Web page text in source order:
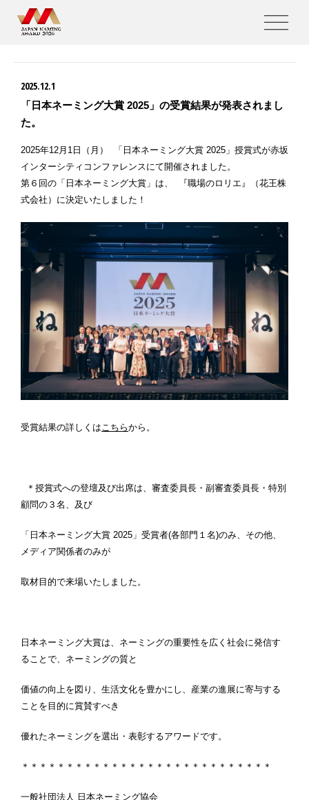
NEWS
2025.12.1
「日本ネーミング大賞 2025」の受賞結果が発表されまし
た。
2025年12月1日（月） 「日本ネーミング大賞 2025」授賞式が赤坂
インターシティコンファレンスにて開催されました。
第６回の「日本ネーミング大賞」は、 『職場のロリエ』（花王株
式会社）に決定いたしました！
受賞結果の詳しくはこちらから。
＊授賞式への登壇及び出席は、審査委員長・副審査委員長・特別
顧問の３名、及び
「日本ネーミング大賞 2025」受賞者(各部門１名)のみ、その他、
メディア関係者のみが
取材目的で来場いたしました。
日本ネーミング大賞は、ネーミングの重要性を広く社会に発信す
ることで、ネーミングの質と
価値の向上を図り、生活文化を豊かにし、産業の進展に寄与する
ことを目的に賞賛すべき
優れたネーミングを選出・表彰するアワードです。
＊＊＊＊＊＊＊＊＊＊＊＊＊＊＊＊＊＊＊＊＊＊＊＊＊＊＊＊
一般社団法人 日本ネーミング協会